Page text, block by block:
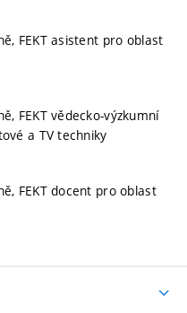
FEKT asistent pro oblast
FEKT vědecko-výzkumní
a TV techniky
FEKT docent pro oblast